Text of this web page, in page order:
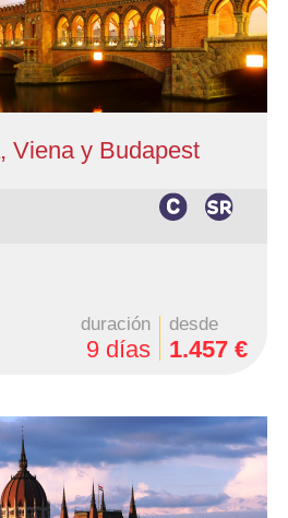
Viena y Budapest
duración
9 días
desde
1.457 €
2 Viena, 2 Budapest
+ 2 almuerzos